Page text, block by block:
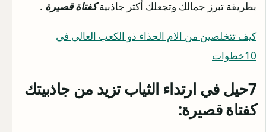
بطريقة تبرز جمالك وتجعلك أكثر جاذبيةكفتاة قصيرة .
كيف تتخلصين من الام الحذاء ذو الكعب العالي في
10خطوات
7حيل في ارتداء الثياب تزيد من جاذبيتك
كفتاة قصيرة: